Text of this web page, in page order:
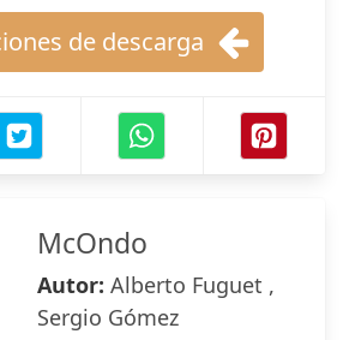
de descarga
McOndo
Autor: Alberto Fuguet ,
Sergio Gómez